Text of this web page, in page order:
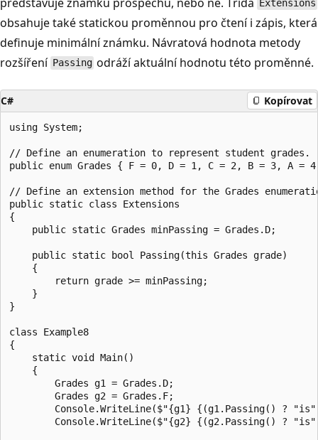
Extensions
obsahuje také statickou proměnnou pro čtení i zápis, která
definuje minimální známku. Návratová hodnota metody
rozšíření Passing odráží aktuální hodnotu této proměnné.
C# Kopírovat
using System;
// Define an enumeration to represent student grades.
public enum Grades { F = 0, D = 1, C = 2, B = 3, A =
// Define an extension method for the Grades
public static class Extensions
{
    public static Grades minPassing = Grades.D;
    public static bool Passing(this Grades grade)
    {
        return grade >= minPassing;
    }
}
class Example8
{
    static void Main()
    {
        Grades g1 = Grades.D;
        Grades g2 = Grades.F;
Console.WriteLine($"{g1} {(g1.Passing() ?
Console.WriteLine($"{g2} {(g2.Passing() ?